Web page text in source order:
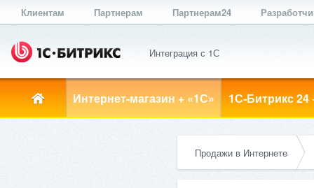
Клиентам Партнерам Партнерам24
Интеграция с 1С
Интернет-магазин + «1С» 1С-Битрикс 24
Продажи в Интернете